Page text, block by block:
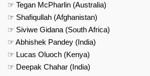
☞ Tegan McPharlin (Australia)
☞ Shafiqullah (Afghanistan)
☞ Siviwe Gidana (South Africa)
☞ Abhishek Pandey (India)
☞ Lucas Oluoch (Kenya)
☞ Deepak Chahar (India)